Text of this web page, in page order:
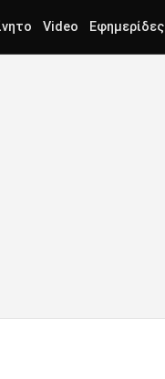
Video Εφημερίδες